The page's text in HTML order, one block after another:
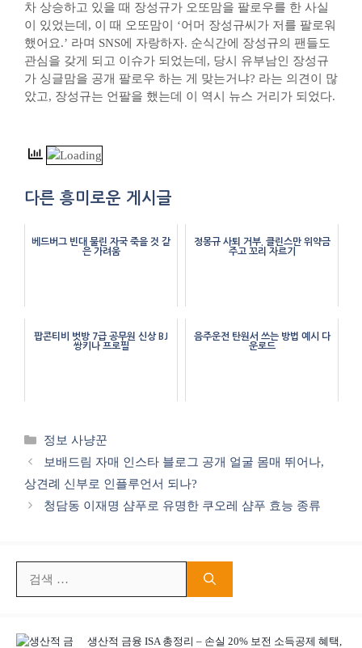
차 상승하고 있을 때 장성규가 오또맘을 팔로우를 한 사실
이 있었는데, 이 때 오또맘이 ‘어머 장성규씨가 저를 팔로워
했어요.’ 라며 SNS에 자랑하자. 순식간에 장성규의 팬들도
관심을 갖게 되고 이슈가 되었는데, 당시 유부남인 장성규
가 싱글맘을 공개 팔로우 하는 게 맞는거냐? 라는 의견이 많
았고, 장성규는 언팔을 했는데 이 역시 뉴스 거리가 되었다.
다른 흥미로운 게시글
베드버그 빈대 물린 자국 죽을 것 같
은 가려움
정몽규 사퇴 거부. 클린스만 위약금
주고 꼬리 자르기
팝콘티비 벗방 7급 공무원 신상 BJ
쌍키나 프로필
음주운전 탄원서 쓰는 방법 예시 다
운로드
카
테
리
정보 사냥꾼
보배드림 자매 인스타 블로그 공개 얼굴 몸매 뛰어나,
상견례 신부로 인플루언서 되나?
청담동 이재명 샴푸로 유명한 쿠오레 샴푸 효능 종류
생산적 금융 ISA 총정리 – 손실 20% 보전 소득공제 혜택,